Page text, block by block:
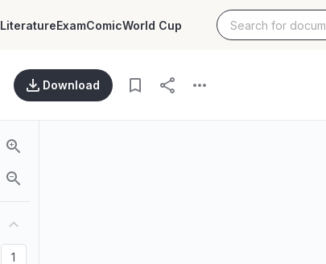
LiteratureExamComicWorld Cup
Download